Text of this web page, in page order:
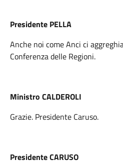
Presidente PELLA
Anche noi come Anci ci
Conferenza delle Regioni.
Ministro CALDEROLI
Grazie. Presidente Caruso.
Presidente CARUSO